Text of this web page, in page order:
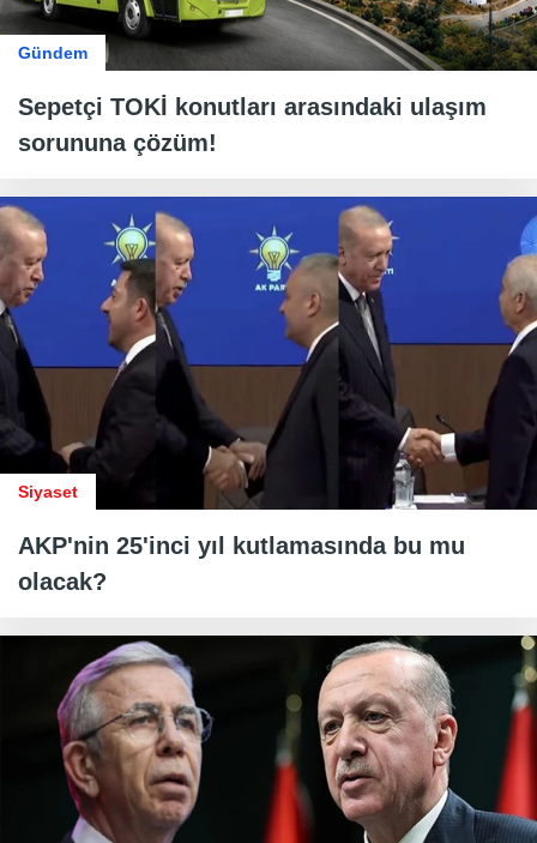
Gündem
Sepetçi TOKİ konutları arasındaki ulaşım
sorununa çözüm!
Siyaset
AKP'nin 25'inci yıl kutlamasında bu mu
olacak?